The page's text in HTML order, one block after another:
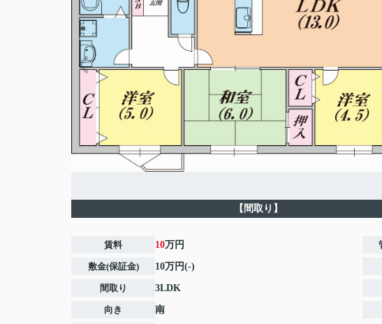
【間取り】
賃料 10万円
敷金(保証金) 10万円(-)
間取り 3LDK
向き 南